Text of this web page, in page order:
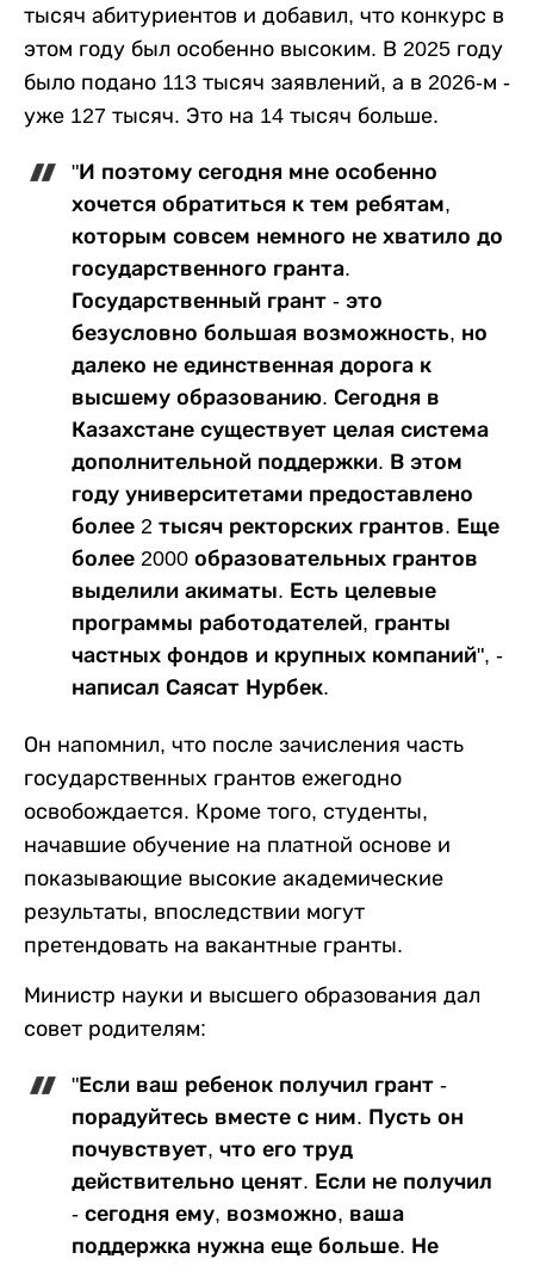
тысяч абитуриентов и добавил, что конкурс в
этом году был особенно высоким. В 2025 году
было подано 113 тысяч заявлений, а в 2026-м -
уже 127 тысяч. Это на 14 тысяч больше.
"И поэтому сегодня мне особенно
хочется обратиться к тем ребятам,
которым совсем немного не хватило до
государственного гранта.
Государственный грант - это
безусловно большая возможность, но
далеко не единственная дорога к
высшему образованию. Сегодня в
Казахстане существует целая система
дополнительной поддержки. В этом
году университетами предоставлено
более 2 тысяч ректорских грантов. Еще
более 2000 образовательных грантов
выделили акиматы. Есть целевые
программы работодателей, гранты
частных фондов и крупных компаний", -
написал Саясат Нурбек.
Он напомнил, что после зачисления часть
государственных грантов ежегодно
освобождается. Кроме того, студенты,
начавшие обучение на платной основе и
показывающие высокие академические
результаты, впоследствии могут
претендовать на вакантные гранты.
Министр науки и высшего образования дал
совет родителям:
"Если ваш ребенок получил грант -
порадуйтесь вместе с ним. Пусть он
почувствует, что его труд
действительно ценят. Если не получил
- сегодня ему, возможно, ваша
поддержка нужна еще больше. Не